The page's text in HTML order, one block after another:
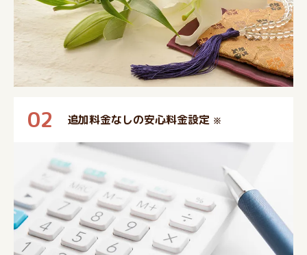
02 追加料金なしの安心料金設定 ※